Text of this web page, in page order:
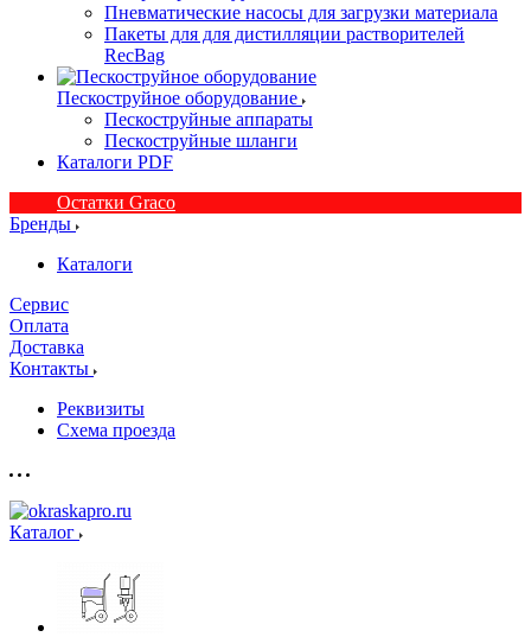
Пневматические насосы для загрузки материала
Пакеты для для дистилляции растворителей
RecBag
Пескоструйное оборудование
Пескоструйные аппараты
Пескоструйные шланги
Каталоги PDF
Остатки Graco
Бренды
Каталоги
Сервис
Оплата
Доставка
Контакты
Реквизиты
Схема проезда
Каталог